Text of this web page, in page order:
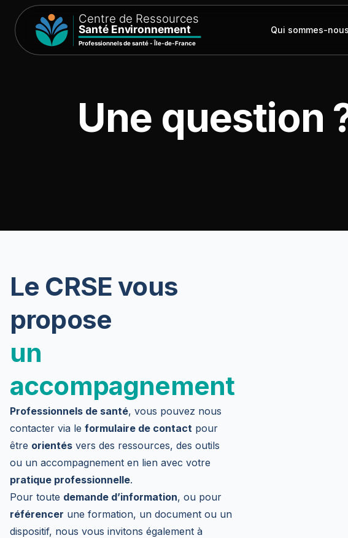
Qui sommes-
Une question
Le CRSE vous
propose
un
accompagnement
Professionnels de santé, vous pouvez nous
contacter via le formulaire de contact pour
être orientés vers des ressources, des outils
ou un accompagnement en lien avec votre
pratique professionnelle.
Pour toute demande d’information, ou pour
référencer une formation, un document ou un
dispositif, nous vous invitons également à